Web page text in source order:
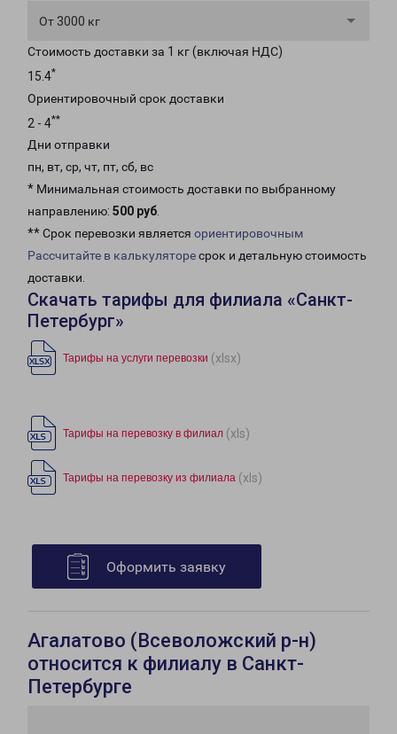
От 3000 кг
Стоимость доставки за 1 кг (включая НДС)
15.4*
Ориентировочный срок доставки
2 - 4**
Дни отправки
пн, вт, ср, чт, пт, сб, вс
* Минимальная стоимость доставки по выбранному
направлению: 500 руб.
** Срок перевозки является ориентировочным
Рассчитайте в калькуляторесрок и детальную стоимость
доставки.
Скачать тарифы для филиала «Санкт-
Петербург»
Тарифы на услуги перевозки (xlsx)
Тарифы на перевозку в филиал (xls)
Тарифы на перевозку из филиала (xls)
Оформить заявку
Агалатово (Всеволожский р-н)
относится к филиалу в Санкт-
Петербурге